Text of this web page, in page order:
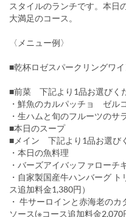
スタイルのランチです。本日
大満足のコース。
〈メニュー例〉
■乾杯ロゼスパークリングワイ
■前菜 下記より1品お選びく
・鮮魚のカルパッチョ ゼル
・生ハムと旬のフルーツの
■本日のスープ
■メイン 下記より1品お選び
・本日の魚料理
・バーズアイバッファローチ
・自家製国産牛ハンバーグ
ス追加料金1,380円）
・ 牛サーロインと赤海老の
ソース(※コース追加料金2,070